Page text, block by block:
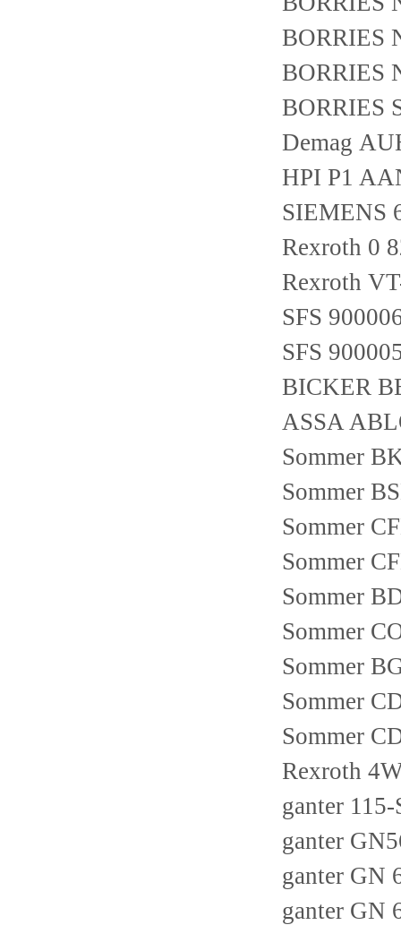
BORRIES
BORRIES
BORRIES
Demag
HPI P1
SIEMENS
Rexroth 0
Rexroth
SFS
SFS
BICKER
ASSA
Sommer
Sommer
Sommer
Sommer
Sommer
Sommer
Sommer
Sommer
Sommer
Rexroth
ganter
ganter
ganter GN
ganter GN